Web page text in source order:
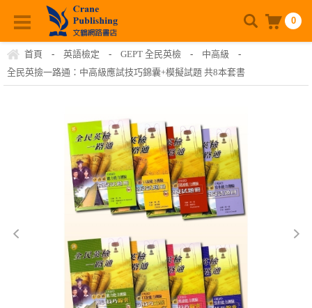
0
首頁 - 英語檢定 - GEPT 全民英檢 - 中高級
-
全民英撿一路通：中高級應試技巧錦囊+模擬試題 共8本套書